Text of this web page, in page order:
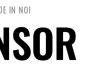
IN NOI